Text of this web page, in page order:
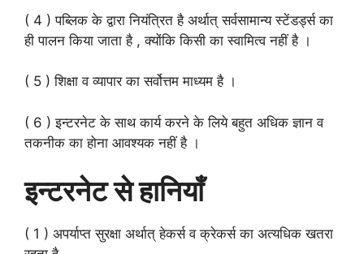
( 4 ) पब्लिक के द्वारा नियंत्रित है अर्थात् सर्वसामान्य स्टेंडर्ड्स का
ही पालन किया जाता है , क्योंकि किसी का स्वामित्व नहीं है ।
( 5 ) शिक्षा व व्यापार का सर्वोत्तम माध्यम है ।
( 6 ) इन्टरनेट के साथ कार्य करने के लिये बहुत अधिक ज्ञान व
तकनीक का होना आवश्यक नहीं है ।
इन्टरनेट से हानियाँ
( 1 ) अपर्याप्त सुरक्षा अर्थात् हेकर्स व क्रेकर्स का अत्यधिक खतरा